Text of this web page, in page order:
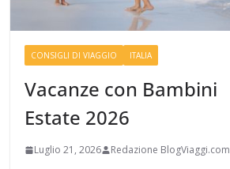
CONSIGLI DI VIAGGIO ITALIA
Vacanze con Bambini
Estate 2026
Luglio 21, 2026 Redazione BlogViaggi.com